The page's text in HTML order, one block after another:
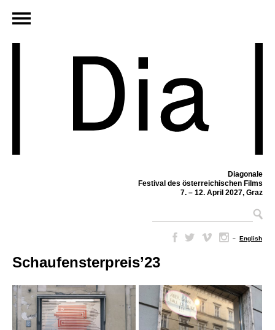
Diagonale
Festival des österreichischen Films
7. – 12. April 2027, Graz
– English
Schaufensterpreis’23